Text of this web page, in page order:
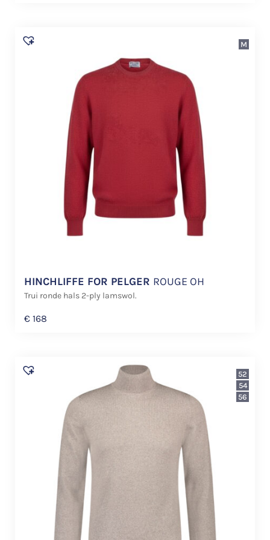
HINCHLIFFE FOR PELGER ROUGE OH
Trui ronde hals 2-ply lamswol.
€ 168
M
52
54
56